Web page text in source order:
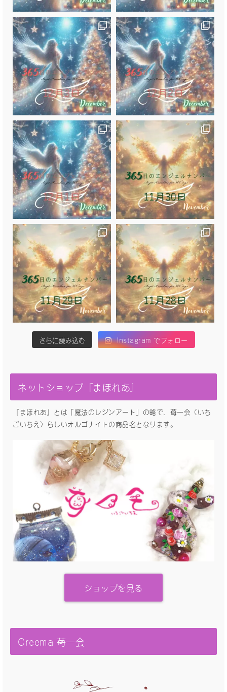
さらに読み込む Instagram でフォロー
ネットショップ『まほれあ』
『まほれあ』とは「魔法のレジンアート」の略で、苺一会（いち
ごいちえ）らしいオルゴナイトの商品名となります。
ショップを見る
Creema 苺一会